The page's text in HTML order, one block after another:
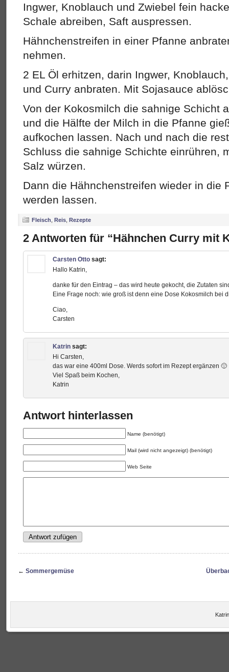
Ingwer, Knoblauch und Zwiebel fein
Schale abreiben, Saft auspressen.
Hähnchenstreifen in einer Pfanne
nehmen.
2 EL Öl erhitzen, darin Ingwer,
und Curry anbraten. Mit Sojasauce
Von der Kokosmilch die sahnige Schicht
und die Hälfte der Milch in die Pfanne
aufkochen lassen. Nach und nach die
Schluss die sahnige Schichte einrühren,
Salz würzen.
Dann die Hähnchenstreifen wieder in die
werden lassen.
Fleisch Reis Rezepte
2 Antworten für “Hähnchen Curry mit
Carsten Otto sagt:
Hallo Katrin,
danke für den Eintrag – das wird heute gekocht, die Zutaten
Eine Frage noch: wie groß ist denn eine Dose Kokosmilch bei
Ciao,
Carsten
Katrin sagt:
Hi Carsten,
das war eine 400ml Dose. Werds sofort im Rezept ergänzen 🙂
Viel Spaß beim Kochen,
Katrin
Antwort hinterlassen
Name (benötigt)
Mail (wird nicht angezeigt) (benötigt)
Web Seite
← Sommergemüse